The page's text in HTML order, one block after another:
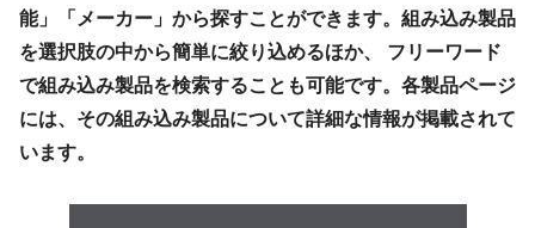
能」「メーカー」から探すことができます。組み込み製品
を選択肢の中から簡単に絞り込めるほか、 フリーワード
で組み込み製品を検索することも可能です。各製品ページ
には、その組み込み製品について詳細な情報が掲載されて
います。